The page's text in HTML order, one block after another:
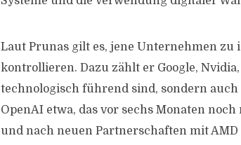
Laut Prunas gilt es, jene Unternehmen
kontrollieren. Dazu zählt er Google,
technologisch führend sind, sondern
OpenAI etwa, das vor sechs Monaten
und nach neuen Partnerschaften mit